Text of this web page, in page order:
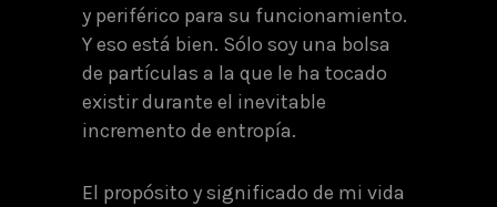
y periférico para su funcionamiento.
Y eso está bien. Sólo soy una bolsa
de partículas a la que le ha tocado
existir durante el inevitable
incremento de entropía.
El propósito y significado de mi vida